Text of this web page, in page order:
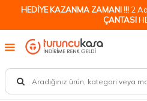
HEDİYE KAZANMA ZAMANI !!! 2
ÇANTASI